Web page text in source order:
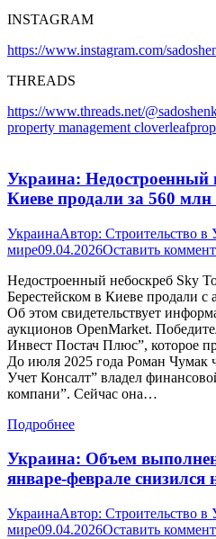
INSTAGRAM
https://www.instagram.com/
THREADS
https://www.threads.net/
property management
Украина: Недостроенный
Киеве продали за 560 млн
УкраинаАвтор: Строительство в
мире09.04.2026Оставить
Недостроенный небоскреб Sky
Берестейском в Киеве продали с
Об этом свидетельствует
аукционов OpenMarket.
Инвест Постач Плюс”, которое
До июля 2025 года Роман Чумак
Учет Консалт” владел
компани”. Сейчас она…
Подробнее
Украина: Объем
январе-феврале снизился
УкраинаАвтор: Строительство в
мире09.04.2026Оставить